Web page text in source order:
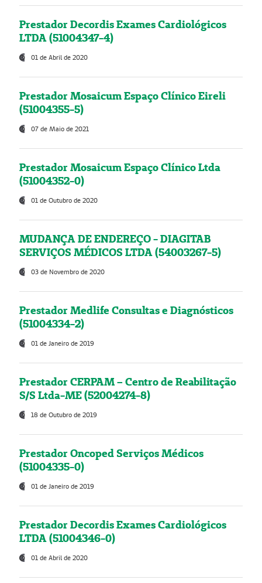
Prestador Decordis Exames Cardiológicos
LTDA (51004347-4)
01 de Abril de 2020
Prestador Mosaicum Espaço Clínico Eireli
(51004355-5)
07 de Maio de 2021
Prestador Mosaicum Espaço Clínico Ltda
(51004352-0)
01 de Outubro de 2020
MUDANÇA DE ENDEREÇO - DIAGITAB
SERVIÇOS MÉDICOS LTDA (54003267-5)
03 de Novembro de 2020
Prestador Medlife Consultas e Diagnósticos
(51004334-2)
01 de Janeiro de 2019
Prestador CERPAM – Centro de Reabilitação
S/S Ltda-ME (52004274-8)
18 de Outubro de 2019
Prestador Oncoped Serviços Médicos
(51004335-0)
01 de Janeiro de 2019
Prestador Decordis Exames Cardiológicos
LTDA (51004346-0)
01 de Abril de 2020